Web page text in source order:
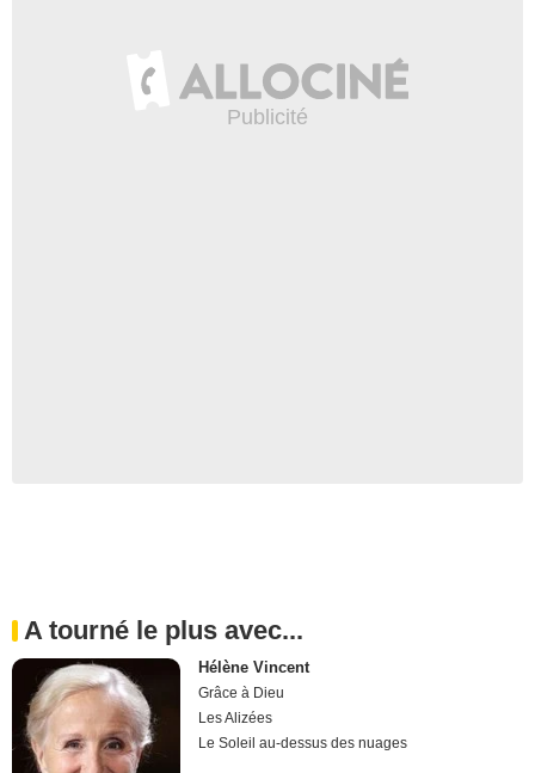
A tourné le plus avec...
Hélène Vincent
Grâce à Dieu
Les Alizées
Le Soleil au-dessus des nuages